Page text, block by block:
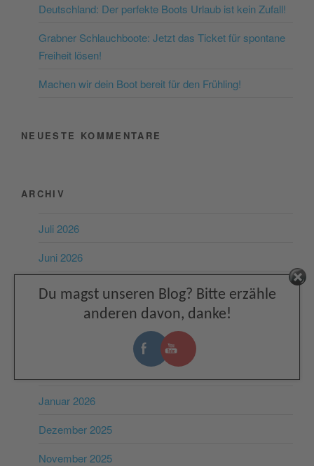
powered by
Consent Management
Deutschland: Der perfekte Boots Urlaub ist kein Zufall!
Grabner Schlauchboote: Jetzt das Ticket für spontane
Freiheit lösen!
Machen wir dein Boot bereit für den Frühling!
NEUESTE KOMMENTARE
ARCHIV
Juli 2026
Juni 2026
Mai 2026
Januar 2026
Dezember 2025
November 2025
Du magst unseren Blog? Bitte erzähle
anderen davon, danke!
Facebook